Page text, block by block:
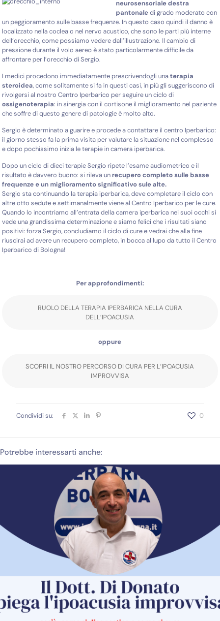
neurosensoriale destra
pantonaledi grado moderato con
un peggioramento sulle basse frequenze. In questo caso quindi il danno è
localizzato nella coclea o nel nervo acustico, che sono le parti più interne
dell’orecchio, come possiamo vedere dall’illustrazione. Il cambio di
pressione durante il volo aereo è stato particolarmente difficile da
affrontare per l’orecchio di Sergio.
I medici procedono immediatamente prescrivendogli unaterapia
steroidea, come solitamente si fa in questi casi, in più gli suggeriscono di
rivolgersi al nostro Centro Iperbarico per seguire un ciclo di
ossigenoterapia: in sinergia con il cortisone il miglioramento nel paziente
che soffre di questo genere di patologie è molto alto.
Sergio è determinato a guarire e procede a contattare il centro Iperbarico:
il giorno stesso fa la prima visita per valutare la situazione nel complesso
e dopo pochissimo inizia le terapie in camera iperbarica.
Dopo un ciclo di dieci terapie Sergio ripete l’esame audiometrico e il
risultato è davvero buono: si rileva un recupero completo sulle basse
frequenze e un miglioramento significativo sule alte.
Sergio sta continuando la terapia iperbarica, deve completare il ciclo con
altre otto sedute e settimanalmente viene al Centro Iperbarico per le cure.
Quando lo incontriamo all’entrata della camera iperbarica nei suoi occhi si
vede una grandissima determinazione e siamo felici che i risultati siano
positivi: forza Sergio, concludiamo il ciclo di cure e vedrai che alla fine
riuscirai ad avere un recupero completo, in bocca al lupo da tutto il Centro
Iperbarico di Bologna!
Per approfondimenti:
RUOLO DELLA TERAPIA IPERBARICA NELLA CURA
DELL’IPOACUSIA
oppure
SCOPRI IL NOSTRO PERCORSO DI CURA PER L’IPOACUSIA
IMPROVVISA
Condividi su: 0
Potrebbe interessarti anche: